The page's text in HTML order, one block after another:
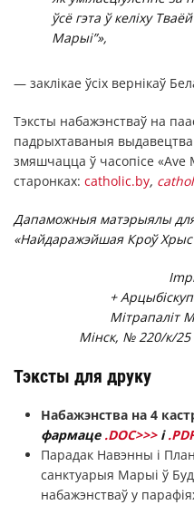
ўсё гэта ў келіху
Марыі”»,
— заклікае ўсіх вернікаў
Тэксты набажэнстваў на
падрыхтаваныя
змяшчацца ў часопісе «Ave
старонках: сatholic.by,
Дапаможныя матэрыялы
«Найдаражэйшая Кроў
+
Мітрапаліт
Мінск, № 220/к/25
Тэксты для друку
Набажэнства на 4
фармаце .DOC>>>і
Парадак Навэнны і
санктуарыя Марыі ў
набажэнстваў у